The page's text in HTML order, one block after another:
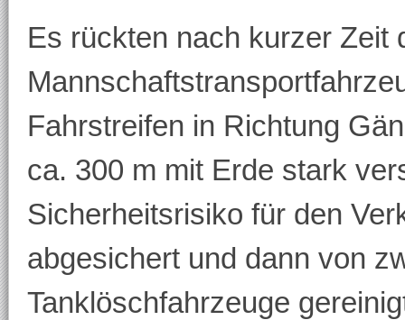
Es rückten nach kurzer Zeit
Fahrstreifen in Richtung
ca. 300 m mit Erde stark
Sicherheitsrisiko für den
abgesichert und dann von
Tanklöschfahrzeuge